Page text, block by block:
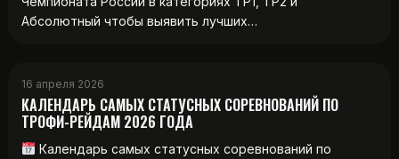
Абсолютный чтобы выявить лучших…
16 апреля 2026
КАЛЕНДАРЬ САМЫХ СТАТУСНЫХ СОРЕВНОВАНИЙ ПО
ТРОФИ-РЕЙДАМ 2026 ГОДА
Календарь самых статусных соревнований по